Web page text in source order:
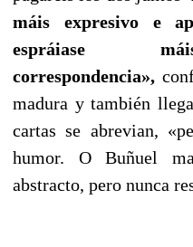
máis expresivo e
espráiase
correspondencia»,
madura y también
cartas se abrevian, «
humor. O Buñuel
abstracto, pero nunca